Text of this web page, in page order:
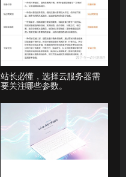
站长必懂，选择云服务器需
要关注哪些参数。